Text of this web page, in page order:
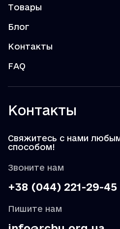
Контакты
Свяжитесь с нами
способом!
Звоните нам
+38 (044) 221-29-45
Пишите нам
Товары
Блог
Контакты
FAQ